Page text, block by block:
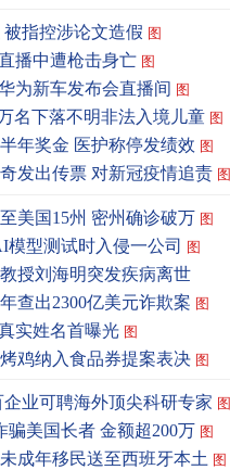
指控涉论文造假 图
播中遭枪击身亡 图
为新车发布会直播间 图
名下落不明非法入境儿童 图
年奖金 医护称停发绩效 图
发出传票 对新冠疫情追责 图
美国15州 密州确诊破万 图
模型测试时入侵一公司 图
授刘海明突发疾病离世
查出2300亿美元诈欺案 图
实姓名首曝光 图
鸡纳入食品券提案表决 图
业可聘海外顶尖科研专家 图
骗美国长者 金额超200万 图
成年移民送至西班牙本土 图